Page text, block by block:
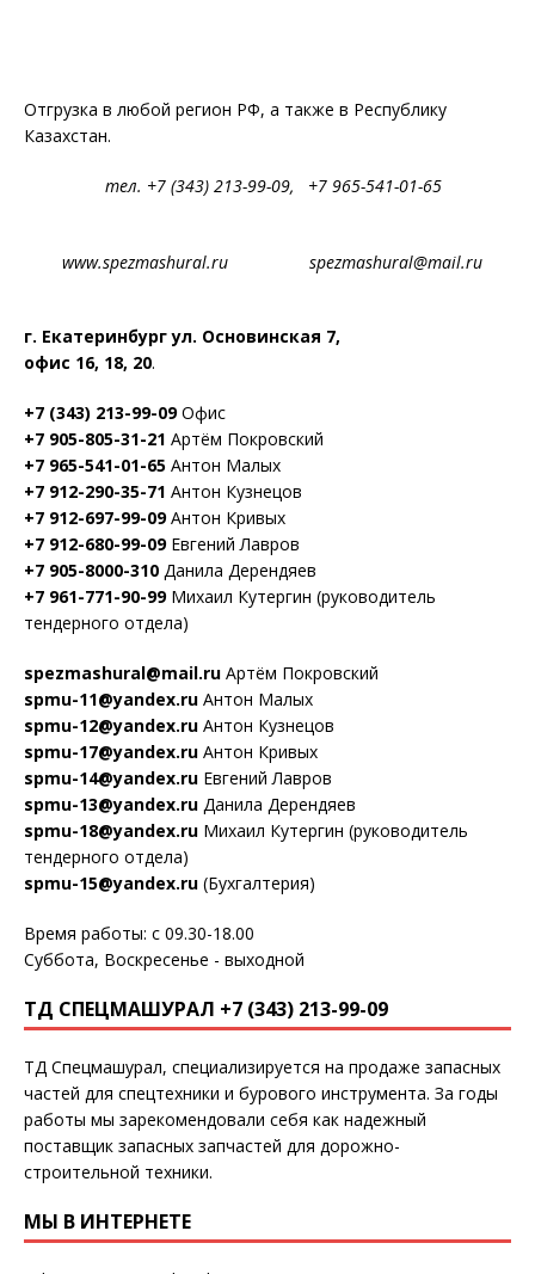
Отгрузка в любой регион РФ, а также в Республику
Казахстан.
тел. +7 (343) 213-99-09, +7 965-541-01-65
www.spezmashural.ru spezmashural@mail.ru
г. Екатеринбург ул. Основинская 7,
офис 16, 18, 20.
+7 (343) 213-99-09Офис
+7 905-805-31-21 Артём Покровский
+7 965-541-01-65 Антон Малых
+7 912-290-35-71 Антон Кузнецов
+7 912-697-99-09Антон Кривых
+7 912-680-99-09Евгений Лавров
+7 905-8000-310 Данила Дерендяев
+7 961-771-90-99Михаил Кутергин (руководитель
тендерного отдела)
spezmashural@mail.ru Артём Покровский
spmu-11@yandex.ru Антон Малых
spmu-12@yandex.ru Антон Кузнецов
spmu-17@yandex.ru Антон Кривых
spmu-14@yandex.ru Евгений Лавров
spmu-13@yandex.ru Данила Дерендяев
spmu-18@yandex.ru Михаил Кутергин (руководитель
тендерного отдела)
spmu-15@yandex.ru (Бухгалтерия)
Время работы: с 09.30-18.00
Суббота, Воскресенье - выходной
ТД СПЕЦМАШУРАЛ +7 (343) 213-99-09
ТД Спецмашурал, специализируется на продаже запасных
частей для спецтехники и бурового инструмента. За годы
работы мы зарекомендовали себя как надежный
поставщик запасных запчастей для дорожно-
строительной техники.
МЫ В ИНТЕРНЕТЕ